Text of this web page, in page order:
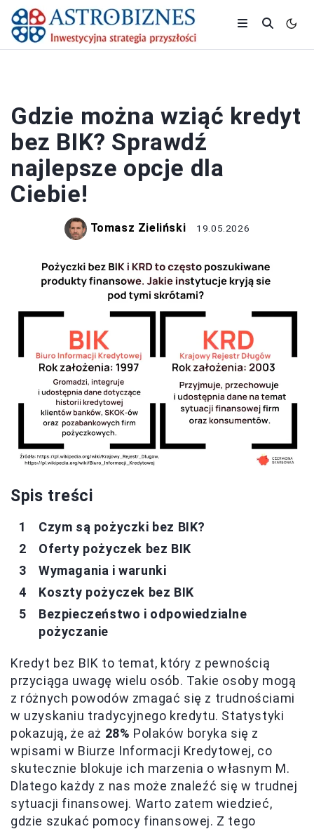
Gdzie można wziąć kredyt
bez BIK? Sprawdź
najlepsze opcje dla
Ciebie!
Tomasz Zieliński 19.05.2026
Spis treści
Czym są pożyczki bez BIK?
Oferty pożyczek bez BIK
Wymagania i warunki
Koszty pożyczek bez BIK
Bezpieczeństwo i odpowiedzialne
pożyczanie
Kredyt bez BIK to temat, który z pewnością
przyciąga uwagę wielu osób. Takie osoby mogą
z różnych powodów zmagać się z trudnościami
w uzyskaniu tradycyjnego kredytu. Statystyki
pokazują, że aż 28% Polaków boryka się z
wpisami w Biurze Informacji Kredytowej, co
skutecznie blokuje ich marzenia o własnym M.
Dlatego każdy z nas może znaleźć się w trudnej
sytuacji finansowej. Warto zatem wiedzieć,
gdzie szukać pomocy finansowej. Z tego